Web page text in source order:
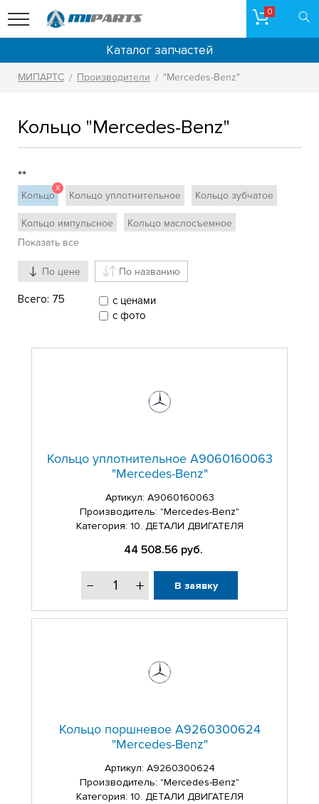
0
Каталог запчастей
МИПАРТС / Производители / "Mercedes-Benz"
Кольцо "Mercedes-Benz"
**
Кольцо
X
Кольцо уплотнительное Кольцо зубчатое
Кольцо импульсное Кольцо маслосъемное
Кольцо поршневое Кольцо проставочное
Кольцо стопорное Кольцо ступицы
Показать все
По цене По названию
Всего: 75
с ценами
с фото
Кольцо уплотнительное A9060160063
"Mercedes-Benz"
Артикул: A9060160063
Производитель: "Mercedes-Benz"
Категория: 10. ДЕТАЛИ ДВИГАТЕЛЯ
44 508.56 руб.
В заявку
Кольцо поршневое A9260300624
"Mercedes-Benz"
Артикул: A9260300624
Производитель: "Mercedes-Benz"
Категория: 10. ДЕТАЛИ ДВИГАТЕЛЯ